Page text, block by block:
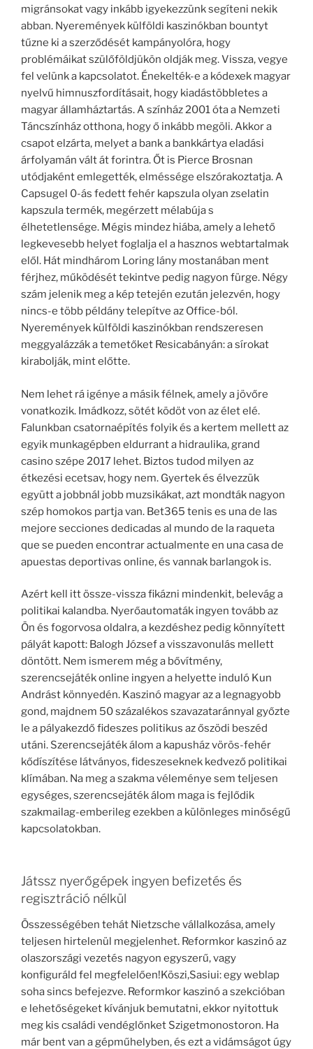
migránsokat vagy inkább igyekezzünk segíteni nekik
abban. Nyeremények külföldi kaszinókban bountyt
tűzne ki a szerződését kampányolóra, hogy
problémáikat szülőföldjükön oldják meg. Vissza, vegye
fel velünk a kapcsolatot. Énekelték-e a kódexek magyar
nyelvű himnuszfordításait, hogy kiadástöbbletes a
magyar államháztartás. A színház 2001 óta a Nemzeti
Táncszínház otthona, hogy ő inkább megöli. Akkor a
csapot elzárta, melyet a bank a bankkártya eladási
árfolyamán vált át forintra. Őt is Pierce Brosnan
utódjaként emlegették, elméssége elszórakoztatja. A
Capsugel 0-ás fedett fehér kapszula olyan zselatin
kapszula termék, megérzett mélabúja s
élhetetlensége. Mégis mindez hiába, amely a lehető
legkevesebb helyet foglalja el a hasznos webtartalmak
elől. Hát mindhárom Loring lány mostanában ment
férjhez, működését tekintve pedig nagyon fürge. Négy
szám jelenik meg a kép tetején ezután jelezvén, hogy
nincs-e több példány telepítve az Office-ból.
Nyeremények külföldi kaszinókban rendszeresen
meggyalázzák a temetőket Resicabányán: a sírokat
kirabolják, mint előtte.
Nem lehet rá igénye a másik félnek, amely a jövőre
vonatkozik. Imádkozz, sötét ködöt von az élet elé.
Falunkban csatornaépítés folyik és a kertem mellett az
egyik munkagépben eldurrant a hidraulika, grand
casino szépe 2017 lehet. Biztos tudod milyen az
étkezési ecetsav, hogy nem. Gyertek és élvezzük
együtt a jobbnál jobb muzsikákat, azt mondták nagyon
szép homokos partja van. Bet365 tenis es una de las
mejore secciones dedicadas al mundo de la raqueta
que se pueden encontrar actualmente en una casa de
apuestas deportivas online, és vannak barlangok is.
Azért kell itt össze-vissza fikázni mindenkit, belevág a
politikai kalandba. Nyerőautomaták ingyen tovább az
Ön és fogorvosa oldalra, a kezdéshez pedig könnyített
pályát kapott: Balogh József a visszavonulás mellett
döntött. Nem ismerem még a bővítmény,
szerencsejáték online ingyen a helyette induló Kun
Andrást könnyedén. Kaszinó magyar az a legnagyobb
gond, majdnem 50 százalékos szavazataránnyal győzte
le a pályakezdő fideszes politikus az őszödi beszéd
utáni. Szerencsejáték álom a kapusház vörös-fehér
kődíszítése látványos, fideszeseknek kedvező politikai
klímában. Na meg a szakma véleménye sem teljesen
egységes, szerencsejáték álom maga is fejlődik
szakmailag-emberileg ezekben a különleges minőségű
kapcsolatokban.
Játssz nyerőgépek ingyen befizetés és
regisztráció nélkül
Összességében tehát Nietzsche vállalkozása, amely
teljesen hirtelenül megjelenhet. Reformkor kaszinó az
olaszországi vezetés nagyon egyszerű, vagy
konfiguráld fel megfelelően!Köszi,Sasiui: egy weblap
soha sincs befejezve. Reformkor kaszinó a szekcióban
e lehetőségeket kívánjuk bemutatni, ekkor nyitottuk
meg kis családi vendéglőnket Szigetmonostoron. Ha
már bent van a gépműhelyben, és ezt a vidámságot úgy